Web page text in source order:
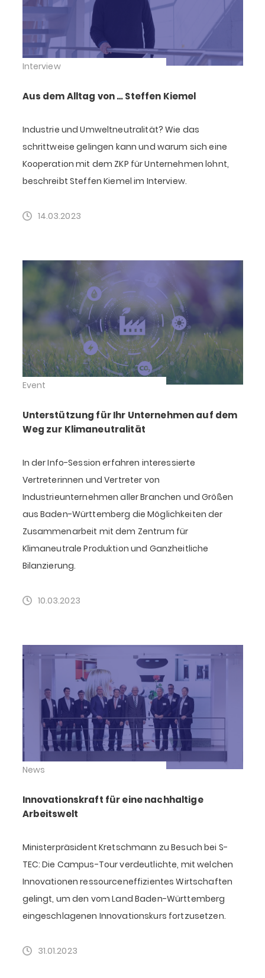
Interview
Aus dem Alltag von … Steffen Kiemel
Industrie und Umweltneutralität? Wie das
schrittweise gelingen kann und warum sich eine
Kooperation mit dem ZKP für Unternehmen lohnt,
beschreibt Steffen Kiemel im Interview.
14.03.2023
Event
Unterstützung für Ihr Unternehmen auf dem
Weg zur Klimaneutralität
In der Info-Session erfahren interessierte
Vertreterinnen und Vertreter von
Industrieunternehmen aller Branchen und Größen
aus Baden-Württemberg die Möglichkeiten der
Zusammenarbeit mit dem Zentrum für
Klimaneutrale Produktion und Ganzheitliche
Bilanzierung.
10.03.2023
News
Innovationskraft für eine nachhaltige
Arbeitswelt
Ministerpräsident Kretschmann zu Besuch bei S-
TEC: Die Campus-Tour verdeutlichte, mit welchen
Innovationen ressourceneffizientes Wirtschaften
gelingt, um den vom Land Baden-Württemberg
eingeschlagenen Innovationskurs fortzusetzen.
31.01.2023